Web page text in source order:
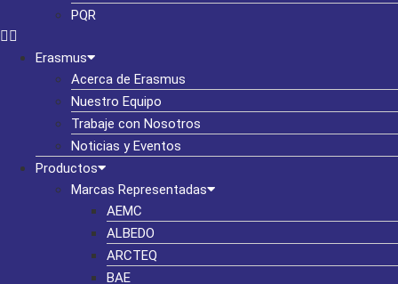
PQR
Erasmus
Acerca de Erasmus
Nuestro Equipo
Trabaje con Nosotros
Noticias y Eventos
Productos
Marcas Representadas
AEMC
ALBEDO
ARCTEQ
BAE